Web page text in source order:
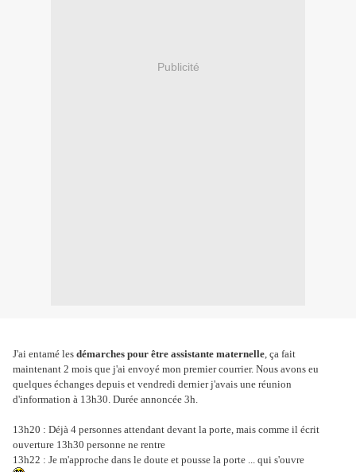
Publicité
J'ai entamé les démarches pour être assistante maternelle, ça fait
maintenant 2 mois que j'ai envoyé mon premier courrier. Nous avons eu
quelques échanges depuis et vendredi dernier j'avais une réunion
d'information à 13h30. Durée annoncée 3h.
13h20 : Déjà 4 personnes attendant devant la porte, mais comme il écrit
ouverture 13h30 personne ne rentre
13h22 : Je m'approche dans le doute et pousse la porte ... qui s'ouvre